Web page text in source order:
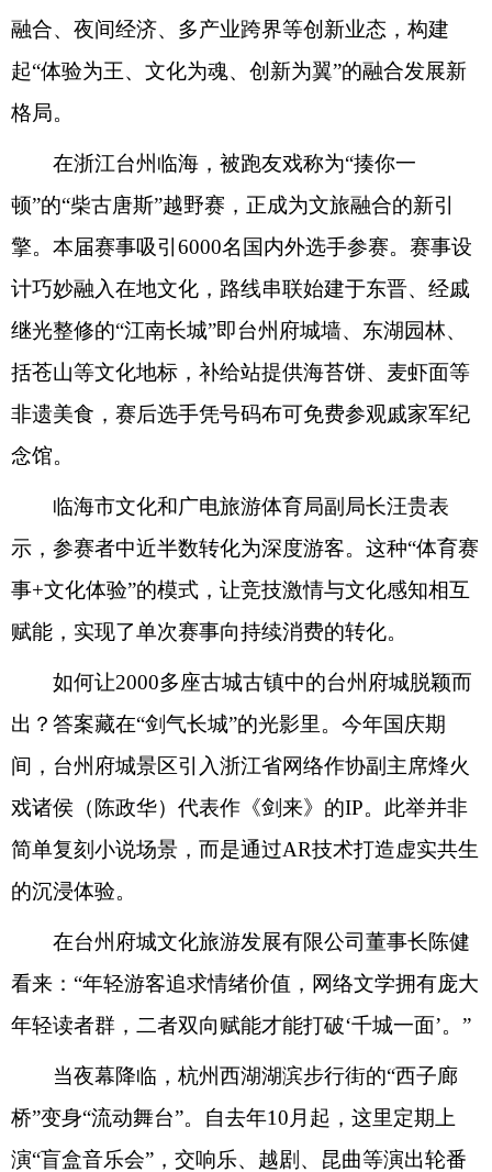
融合、夜间经济、多产业跨界等创新业态，构建
起“体验为王、文化为魂、创新为翼”的融合发展新
格局。
在浙江台州临海，被跑友戏称为“揍你一
顿”的“柴古唐斯”越野赛，正成为文旅融合的新引
擎。本届赛事吸引6000名国内外选手参赛。赛事设
计巧妙融入在地文化，路线串联始建于东晋、经戚
继光整修的“江南长城”即台州府城墙、东湖园林、
括苍山等文化地标，补给站提供海苔饼、麦虾面等
非遗美食，赛后选手凭号码布可免费参观戚家军纪
念馆。
临海市文化和广电旅游体育局副局长汪贵表
示，参赛者中近半数转化为深度游客。这种“体育赛
事+文化体验”的模式，让竞技激情与文化感知相互
赋能，实现了单次赛事向持续消费的转化。
如何让2000多座古城古镇中的台州府城脱颖而
出？答案藏在“剑气长城”的光影里。今年国庆期
间，台州府城景区引入浙江省网络作协副主席烽火
戏诸侯（陈政华）代表作《剑来》的IP。此举并非
简单复刻小说场景，而是通过AR技术打造虚实共生
的沉浸体验。
在台州府城文化旅游发展有限公司董事长陈健
看来：“年轻游客追求情绪价值，网络文学拥有庞大
年轻读者群，二者双向赋能才能打破‘千城一面’。”
当夜幕降临，杭州西湖湖滨步行街的“西子廊
桥”变身“流动舞台”。自去年10月起，这里定期上
演“盲盒音乐会”，交响乐、越剧、昆曲等演出轮番